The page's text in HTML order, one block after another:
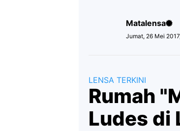
Matalensa
Jumat, 26 Mei
LENSA TERKINI
Rumah
Ludes di